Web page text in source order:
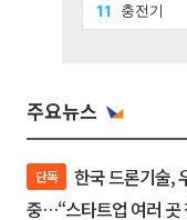
주요뉴스
단독
중…“스타트업 여러 곳